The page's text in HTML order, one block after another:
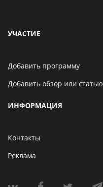
УЧАСТИЕ
Добавить программу
Добавить обзор или статью
ИНФОРМАЦИЯ
Контакты
Реклама